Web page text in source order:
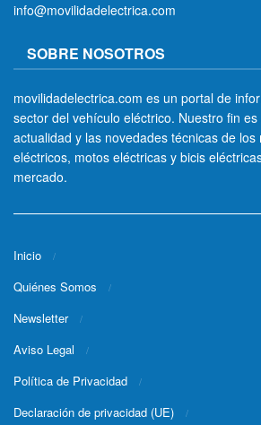
info@movilidadelectrica.com
SOBRE NOSOTROS
movilidadelectrica.com es un portal de
sector del vehículo eléctrico. Nuestro fin
actualidad y las novedades técnicas de los
eléctricos, motos eléctricas y bicis
mercado.
Inicio
Quiénes Somos
Newsletter
Aviso Legal
Política de Privacidad
Declaración de privacidad (UE)